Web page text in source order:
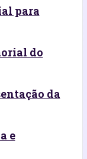
para
do
da
e